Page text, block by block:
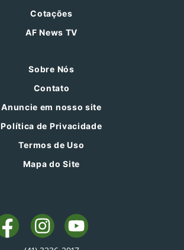
Cotações
AF News TV
Sobre Nós
Contato
Anuncie em nosso site
Política de Privacidade
Termos de Uso
Mapa do Site